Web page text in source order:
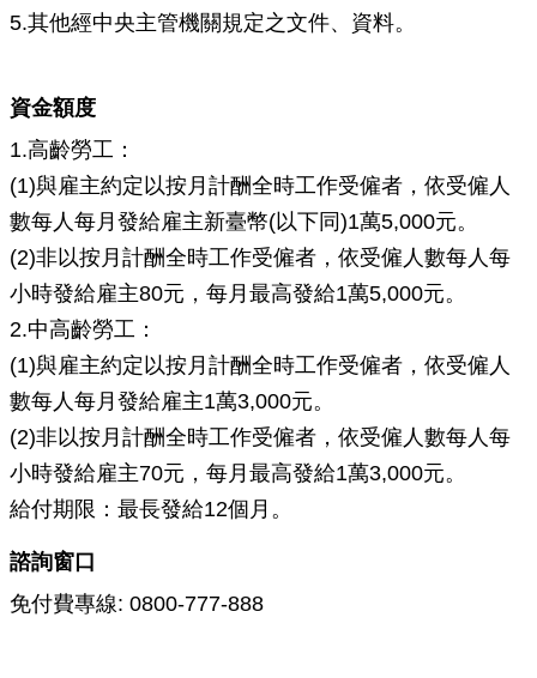
安
策
政
網
站
料
開
放
宣
告
5.其他經中央主管機關規定之文件、資料。
資金額度
1.高齡勞工：
(1)與雇主約定以按月計酬全時工作受僱者，依受僱人
數每人每月發給雇主新臺幣(以下同)1萬5,000元。
(2)非以按月計酬全時工作受僱者，依受僱人數每人每
小時發給雇主80元，每月最高發給1萬5,000元。
2.中高齡勞工：
(1)與雇主約定以按月計酬全時工作受僱者，依受僱人
數每人每月發給雇主1萬3,000元。
(2)非以按月計酬全時工作受僱者，依受僱人數每人每
小時發給雇主70元，每月最高發給1萬3,000元。
給付期限： 最長發給12個月。
諮詢窗口
免付費專線: 0800-777-888